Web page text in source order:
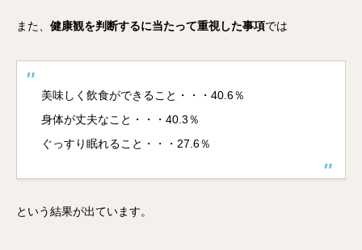
また、 健康観を判断するに当たって重視した事項では
美味しく飲食ができること・・・40.6％
身体が丈夫なこと・・・40.3％
ぐっすり眠れること・・・27.6％
という結果が出ています。